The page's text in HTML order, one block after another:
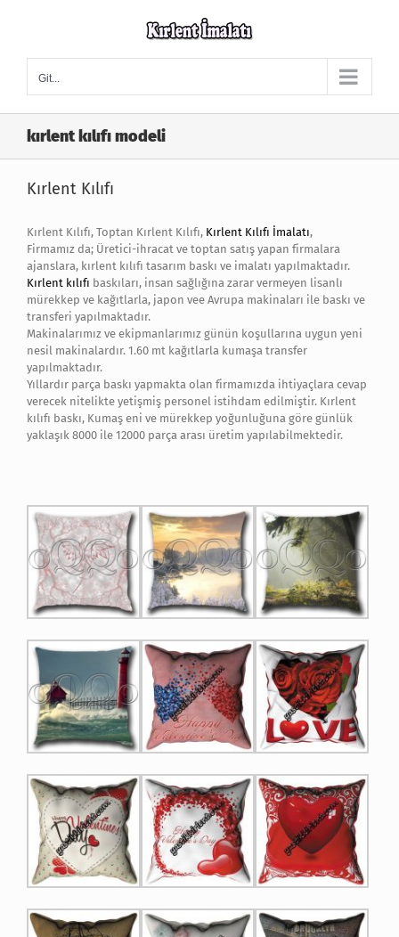
Git...
kırlent kılıfı modeli
Kırlent Kılıfı
Kırlent Kılıfı, Toptan Kırlent Kılıfı, Kırlent Kılıfı İmalatı,
Firmamız da; Üretici-ihracat ve toptan satış yapan firmalara
ajanslara, kırlent kılıfı tasarım baskı ve imalatı yapılmaktadır.
Kırlent kılıfı baskıları, insan sağlığına zarar vermeyen lisanlı
mürekkep ve kağıtlarla, japon vee Avrupa makinaları ile baskı ve
transferi yapılmaktadır.
Makinalarımız ve ekipmanlarımız günün koşullarına uygun yeni
nesil makinalardır. 1.60 mt kağıtlarla kumaşa transfer
yapılmaktadır.
Yıllardır parça baskı yapmakta olan firmamızda ihtiyaçlara cevap
verecek nitelikte yetişmiş personel istihdam edilmiştir. Kırlent
kılıfı baskı, Kumaş eni ve mürekkep yoğunluğuna göre günlük
yaklaşık 8000 ile 12000 parça arası üretim yapılabilmektedir.